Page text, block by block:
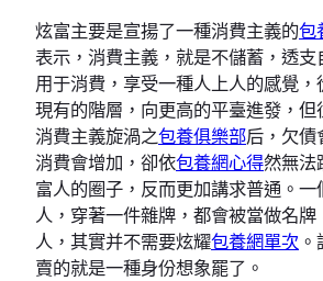
炫富主要是宣揚了一種消費主義的包
表示，消費主義，就是不儲蓄，透支
用于消費，享受一種人上人的感覺
現有的階層，向更高的平臺進發，
消費主義旋渦之包養俱樂部后，欠債
消費會增加，卻依包養網心得然無法
富人的圈子，反而更加講求普通。一
人，穿著一件雜牌，都會被當做名牌
人，其實并不需要炫耀包養網單次
賣的就是一種身份想象罷了。